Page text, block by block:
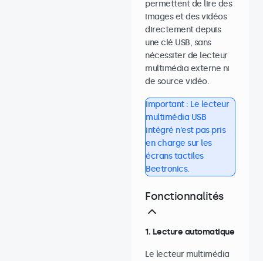
permettent de lire des
images et des vidéos
directement depuis
une clé USB, sans
nécessiter de lecteur
multimédia externe ni
de source vidéo.
Important : Le lecteur
multimédia USB
intégré n'est pas pris
en charge sur les
écrans tactiles
Beetronics.
Fonctionnalités
1. Lecture automatique
Le lecteur multimédia